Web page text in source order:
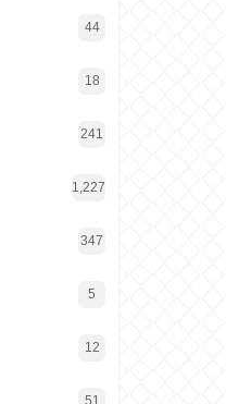
44
18
241
1,227
347
5
12
51